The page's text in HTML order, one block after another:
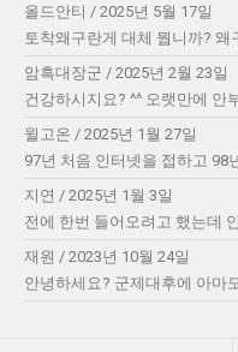
올드안티 / 2025년 5월 17일
토착왜구란게 대체 뭡니까? 왜
암흑대장군 / 2025년 2월 23일
건강하시지요? ^^ 오랫만에 안
윌고온 / 2025년 1월 27일
97년 처음 인터넷을 접하고 98
지연 / 2025년 1월 3일
전에 한번 들어오려고 했는데
재원 / 2023년 10월 24일
안녕하세요? 군제대후에 아마